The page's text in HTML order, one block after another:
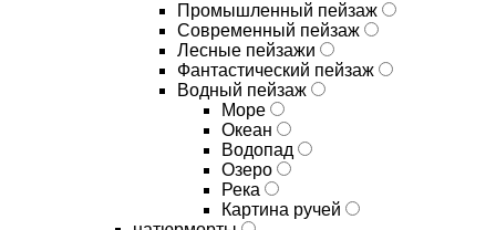
Промышленный пейзаж
Современный пейзаж
Лесные пейзажи
Фантастический пейзаж
Водный пейзаж
Море
Океан
Водопад
Озеро
Река
Картина ручей